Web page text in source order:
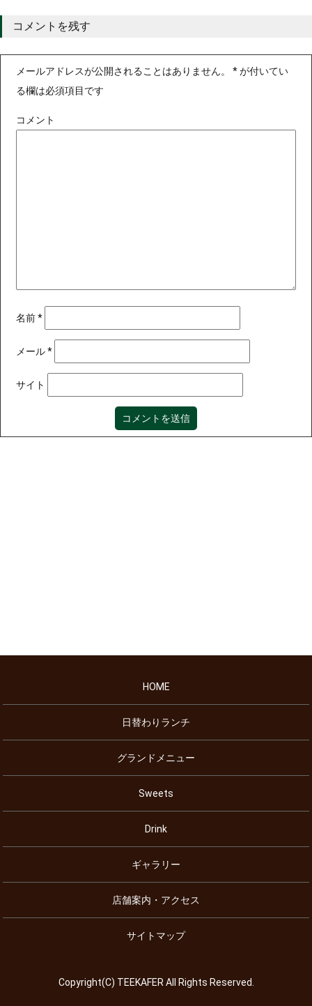
コメントを残す
メールアドレスが公開されることはありません。 *が付いてい
る欄は必須項目です
コメント
名前*
メール*
サイト
HOME
日替わりランチ
グランドメニュー
Sweets
Drink
ギャラリー
店舗案内・アクセス
サイトマップ
Copyright(C) TEEKAFER All Rights Reserved.